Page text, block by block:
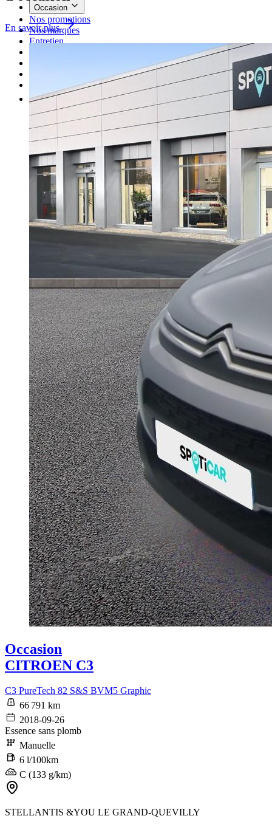
Occasion
Nos promotions
Nos marques
Entretien
Nous rejoindre
Plus
En savoir plus
Occasion
CITROEN C3
C3 PureTech 82 S&S BVM5 Graphic
66 791 km
2018-09-26
Essence sans plomb
Manuelle
6 l/100km
C (133 g/km)
STELLANTIS &YOU LE GRAND-QUEVILLY